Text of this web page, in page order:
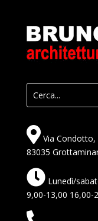
Via Condotto,
83035
Lunedì/
9,00-13,00 16,00-